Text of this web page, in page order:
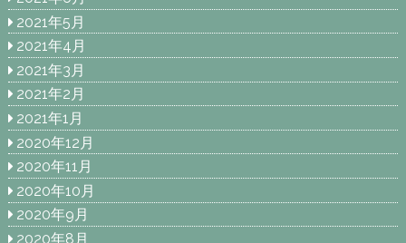
2021年5月
2021年4月
2021年3月
2021年2月
2021年1月
2020年12月
2020年11月
2020年10月
2020年9月
2020年8月